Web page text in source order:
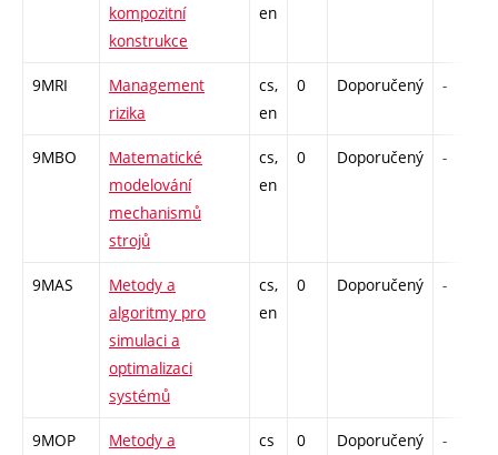
kompozitní
konstrukce
en
9MRI
Management
rizika
cs,
en
0 Doporučený -
9MBO
Matematické
modelování
mechanismů
strojů
cs,
en
0 Doporučený -
9MAS
Metody a
algoritmy pro
simulaci a
optimalizaci
systémů
cs,
en
0 Doporučený -
9MOP
Metody a
cs 0 Doporučený -